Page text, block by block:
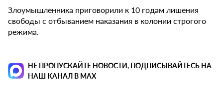
Злоумышленника приговорили к 10 годам лишения
свободы с отбыванием наказания в колонии строгого
режима.
НЕ ПРОПУСКАЙТЕ НОВОСТИ, ПОДПИСЫВАЙТЕСЬ НА
НАШ КАНАЛ В MAX